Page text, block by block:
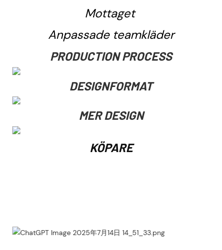
Mottaget
Anpassade teamkläder
PRODUCTION PROCESS
DESIGNFORMAT
MER DESIGN
KÖPARE